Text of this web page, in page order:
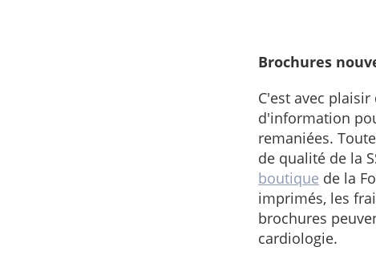
Brochures
C'est avec
d'information
remaniées.
de qualité de la
boutique de la
imprimés, les
brochures
cardiologie.